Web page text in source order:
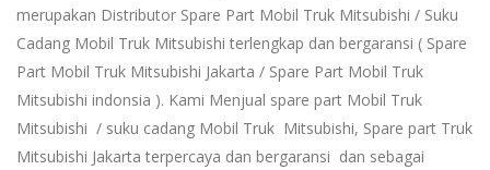
merupakan Distributor Spare Part Mobil Truk Mitsubishi / Suku
Cadang Mobil Truk Mitsubishi terlengkap dan bergaransi ( Spare
Part Mobil Truk Mitsubishi Jakarta / Spare Part Mobil Truk
Mitsubishi indonsia ). Kami Menjual spare part Mobil Truk
Mitsubishi / suku cadang Mobil Truk Mitsubishi, Spare part Truk
Mitsubishi Jakarta terpercaya dan bergaransi dan sebagai